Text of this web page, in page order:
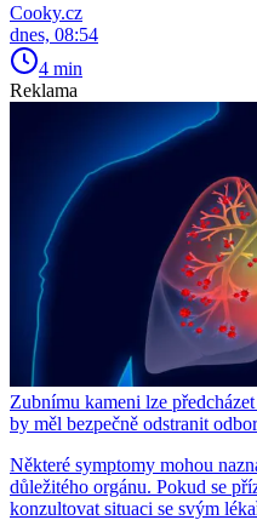
Cooky.cz
dnes, 08:54
4 min
Reklama
Zubnímu kameni lze
by měl bezpečně odstranit
Některé symptomy mohou
důležitého orgánu. Pokud se
konzultovat situaci se svým